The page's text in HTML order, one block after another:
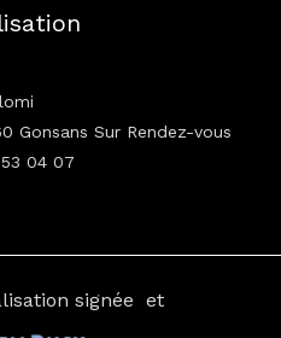
Gonsans Sur Rendez-vous
04 07
signée et